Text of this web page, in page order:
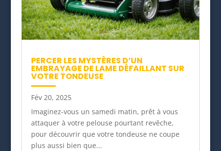
PERCER LES MYSTÈRES D’UN
EMBRAYAGE DE LAME DÉFAILLANT SUR
VOTRE TONDEUSE
Fév 20, 2025
Imaginez-vous un samedi matin, prêt à vous
attaquer à votre pelouse pourtant revêche,
pour découvrir que votre tondeuse ne coupe
plus aussi bien que...